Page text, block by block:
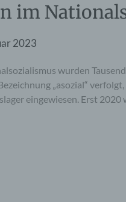
im
2023
wurden
„asozial“
eingewiesen. Erst 2020